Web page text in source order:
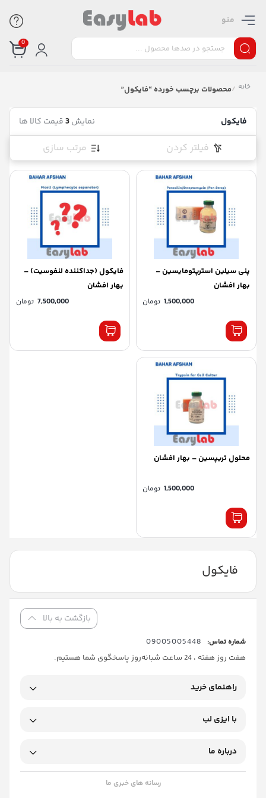
منو
0
خانه /محصولات برچسب خورده “فایکول”
فایکول نمایش3قیمت کالا ها
فیلتر کردن مرتب سازی
پنی سیلین استرپتومایسین –
بهار افشان
1,500,000 تومان
فایکول (جداکننده لنفوسیت) –
بهار افشان
7,500,000 تومان
محلول تریپسین – بهار افشان
1,500,000 تومان
فایکول
بازگشت به بالا
شماره تماس:
09005005448
هفت روز هفته ، 24 ساعت شبانه‌روز پاسخگوی شما هستیم.
راهنمای خرید
با ایزی لب
درباره ما
رسانه های خبری ما